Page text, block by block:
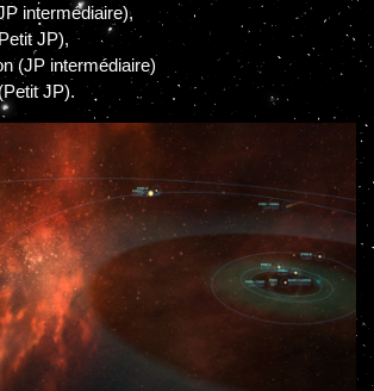
intermédiaire),
JP),
(JP intermédiaire)
JP).